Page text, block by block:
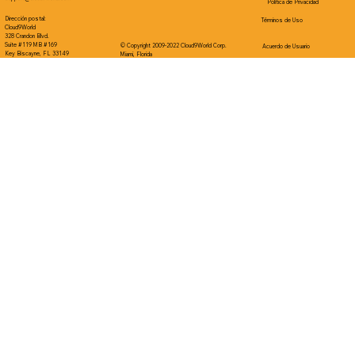
Dirección postal:
Cloud9World
328 Crandon Blvd.
Suite #119 MB #169
Key Biscayne, FL 33149
© Copyright 2009-2022 Cloud9World Corp.
Miami, Florida
Política de Privacidad
Acuerdo de Usuario
Términos de Uso